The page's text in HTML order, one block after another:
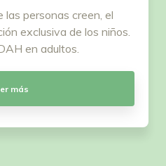
las personas creen, el
exclusiva de los niños.
en adultos.
más